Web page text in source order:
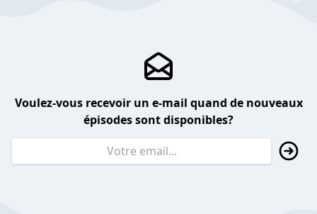
Voulez-vous recevoir un e-mail quand de nouveaux
épisodes sont disponibles?